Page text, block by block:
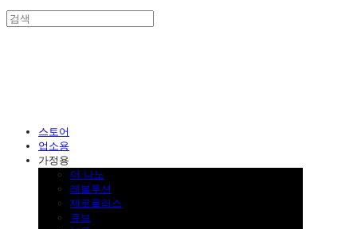
스토어
업소용
가정용
더 나노
레볼루션
제로플러스
큐브